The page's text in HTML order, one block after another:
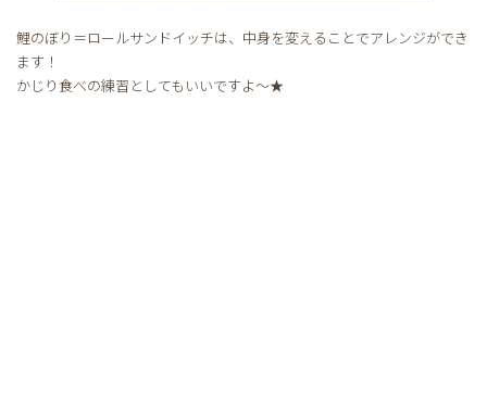
鯉のぼり＝ロールサンドイッチは、中身を変えることでアレンジができ
ます！
かじり食べの練習としてもいいですよ～★